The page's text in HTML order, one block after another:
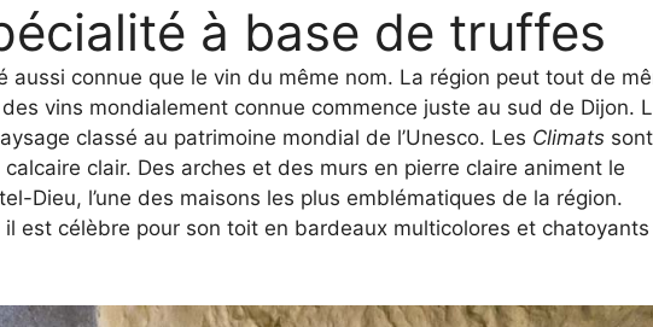
à base de truffes
aussi connue que le vin du même nom. La région peut tout de
vins mondialement connue commence juste au sud de Dijon.
classé au patrimoine mondial de l’Unesco. Les Climats
clair. Des arches et des murs en pierre claire animent le
Dieu, l’une des maisons les plus emblématiques de la région.
est célèbre pour son toit en bardeaux multicolores et